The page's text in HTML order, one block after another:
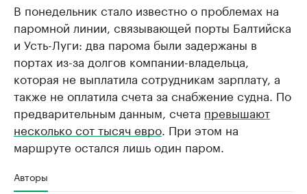
В понедельник стало известно о проблемах на
паромной линии, связывающей порты Балтийска
и Усть-Луги: два парома были задержаны в
портах из-за долгов компании-владельца,
которая не выплатила сотрудникам зарплату, а
также не оплатила счета за снабжение судна. По
предварительным данным, счета превышают
несколько сот тысяч евро . При этом на
маршруте остался лишь один паром.​
Авторы